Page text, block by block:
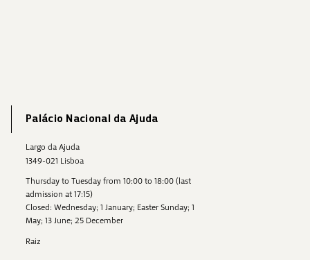
Palácio Nacional da Ajuda
Largo da Ajuda
1349-021 Lisboa
Thursday to Tuesday from 10:00 to 18:00 (last
admission at 17:15)
Closed: Wednesday; 1 January; Easter Sunday; 1
May; 13 June; 25 December
Raiz